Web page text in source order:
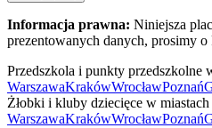
Informacja prawna: Niniejsza
prezentowanych danych, prosimy o
Przedszkola i punkty przedszkolne
WarszawaKrakówWrocławPoznań
Żłobki i kluby dziecięce w miastach
WarszawaKrakówWrocławPoznań